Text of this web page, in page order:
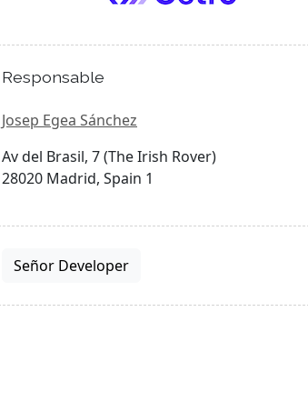
Responsable
Josep Egea Sánchez
Av del Brasil, 7 (The Irish Rover)
28020 Madrid, Spain 1
Señor Developer